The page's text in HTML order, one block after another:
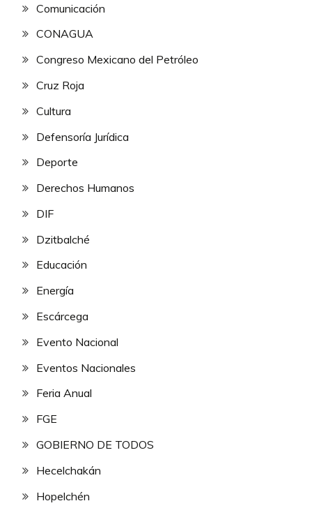
Comunicación
CONAGUA
Congreso Mexicano del Petróleo
Cruz Roja
Cultura
Defensoría Jurídica
Deporte
Derechos Humanos
DIF
Dzitbalché
Educación
Energía
Escárcega
Evento Nacional
Eventos Nacionales
Feria Anual
FGE
GOBIERNO DE TODOS
Hecelchakán
Hopelchén